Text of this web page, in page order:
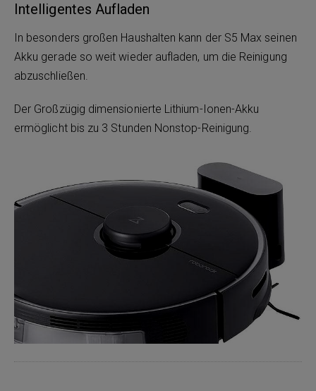
Intelligentes Aufladen
In besonders großen Haushalten kann der S5 Max seinen
Akku gerade so weit wieder aufladen, um die Reinigung
abzuschließen.
Der Großzügig dimensionierte Lithium-Ionen-Akku
ermöglicht bis zu 3 Stunden Nonstop-Reinigung.